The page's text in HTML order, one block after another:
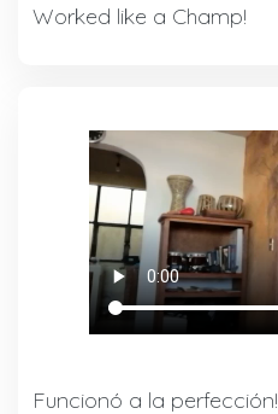
Worked like a Champ!
Funcionó a la perfección!